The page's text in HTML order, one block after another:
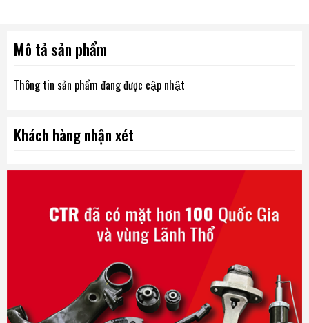
Mô tả sản phẩm
Thông tin sản phẩm đang được cập nhật
Khách hàng nhận xét